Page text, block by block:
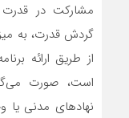
مشارکت در
گردش قدرت، به
از طریق ارائه
است، صورت
نهادهای مدنی یا